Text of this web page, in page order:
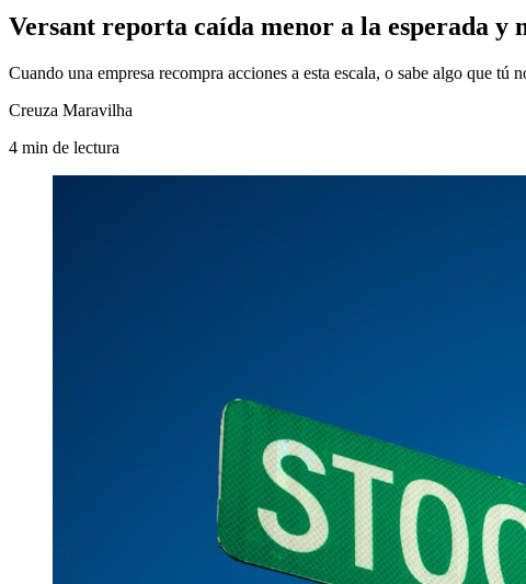
Versant reporta caída menor a la esperada y
Cuando una empresa recompra acciones a esta escala, o sabe algo que tú
Creuza Maravilha
4 min de lectura